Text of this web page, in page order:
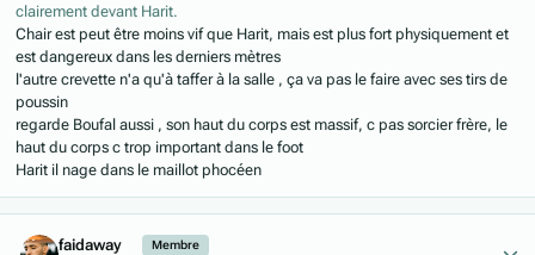
clairement devant Harit.
Chair est peut être moins vif que Harit, mais est plus fort physiquement et
est dangereux dans les derniers mètres
l'autre crevette n'a qu'à taffer à la salle , ça va pas le faire avec ses tirs de
poussin
regarde Boufal aussi , son haut du corps est massif, c pas sorcier frère, le
haut du corps c trop important dans le foot
Harit il nage dans le maillot phocéen
faidaway Membre